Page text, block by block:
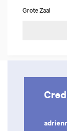
Grote Zaal